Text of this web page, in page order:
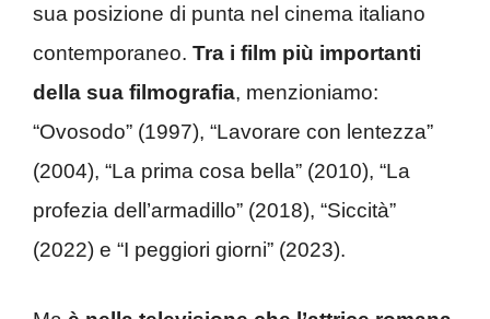
sua posizione di punta nel cinema italiano
contemporaneo. Tra i film più importanti
della sua filmografia, menzioniamo:
“Ovosodo” (1997), “Lavorare con lentezza”
(2004), “La prima cosa bella” (2010), “La
profezia dell’armadillo” (2018), “Siccità”
(2022) e “I peggiori giorni” (2023).